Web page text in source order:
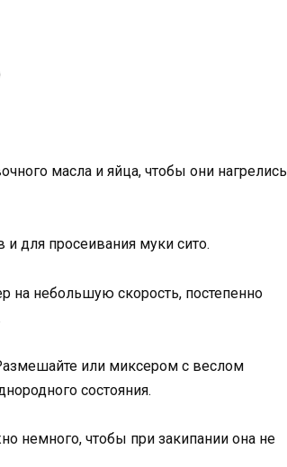
масла и яйца, чтобы они нагрелись
для просеивания муки сито.
на небольшую скорость, постепенно
или миксером с веслом
состояния.
немного, чтобы при закипании она не